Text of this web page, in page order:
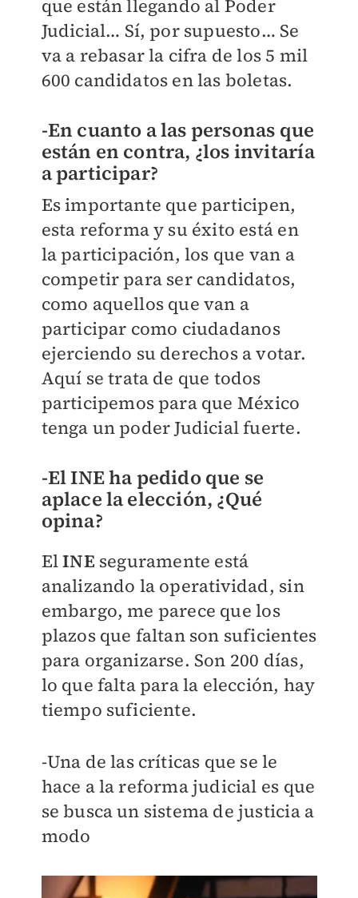
que están llegando al Poder
Judicial… Sí, por supuesto… Se
va a rebasar la cifra de los 5 mil
600 candidatos en las boletas.
-En cuanto a las personas que
están en contra, ¿los invitaría
a participar?
Es importante que participen,
esta reforma y su éxito está en
la participación, los que van a
competir para ser candidatos,
como aquellos que van a
participar como ciudadanos
ejerciendo su derechos a votar.
Aquí se trata de que todos
participemos para que México
tenga un poder Judicial fuerte.
-El INE ha pedido que se
aplace la elección, ¿Qué
opina?
ElINE seguramente está
analizando la operatividad, sin
embargo, me parece que los
plazos que faltan son suficientes
para organizarse. Son 200 días,
lo que falta para la elección, hay
tiempo suficiente.
-Una de las críticas que se le
hace a la reforma judicial es que
se busca un sistema de justicia a
modo